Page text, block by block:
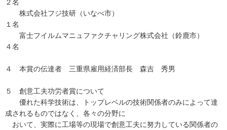
２名
株式会社フジ技研（いなべ市）
１名
富士フイルムマニュファクチャリング株式会社（鈴鹿市）
４名
４ 本賞の伝達者 三重県雇用経済部長 森吉 秀男
５ 創意工夫功労者賞について
優れた科学技術は、トップレベルの技術関係者のみによって達
成されるものではなく、各々の分野に
おいて、実際に工場等の現場で創意工夫に努力している関係者の